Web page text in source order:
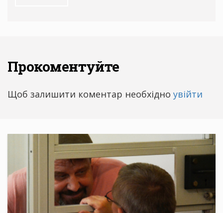
Прокоментуйте
Щоб залишити коментар необхідно увійти